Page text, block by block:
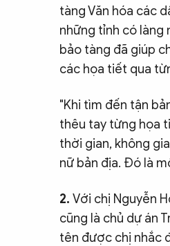
tàng Văn hóa các
những tỉnh có làng
bảo tàng đã giúp
các họa tiết qua
"Khi tìm đến tận
thêu tay từng họa
thời gian, không
nữ bản địa. Đó là
2. Với chị Nguyễn
cũng là chủ dự án
tên được chị nhắc